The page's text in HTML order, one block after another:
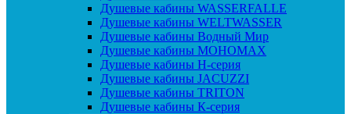
Душевые кабины WASSERFALLE
Душевые кабины WELTWASSER
Душевые кабины Водный Мир
Душевые кабины МОНОМАХ
Душевые кабины H-серия
Душевые кабины JACUZZI
Душевые кабины TRITON
Душевые кабины К-серия